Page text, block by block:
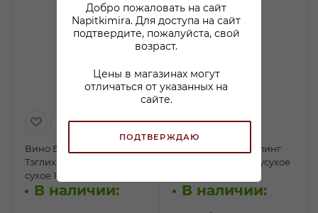
Добро пожаловать на сайт
Napitkimira. Для доступа на сайт
подтвердите, пожалуйста, свой
возраст.
Цены в магазинах могут
отличаться от указанных на
сайте.
ПОДТВЕРЖДАЮ
Вино Брауневелл Унзер
Тэглих Рислинг белое
сухое 1л
В наличии:
Вино Майбах Рислинг
Трокен белое полусухое
В наличии: